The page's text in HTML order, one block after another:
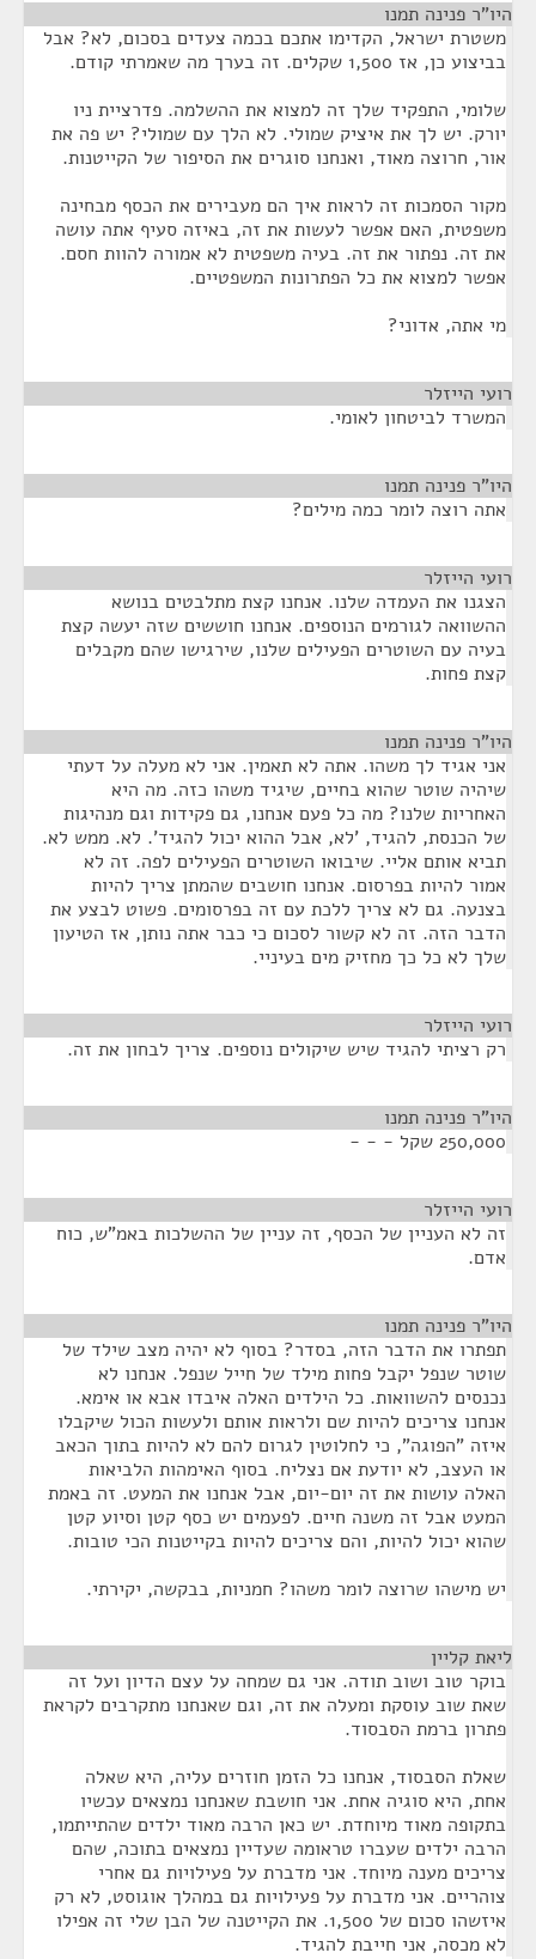
היו"ר פנינה תמנו
משטרת ישראל, הקדימו אתכם בכמה צעדים בסכום, לא? אבל
בביצוע כן, אז 1,500 שקלים. זה בערך מה שאמרתי קודם.
שלומי, התפקיד שלך זה למצוא את ההשלמה. פדרציית ניו
יורק. יש לך את איציק שמולי. לא הלך עם שמולי? יש פה את
אור, חרוצה מאוד, ואנחנו סוגרים את הסיפור של הקייטנות.
מקור הסמכות זה לראות איך הם מעבירים את הכסף מבחינה
משפטית, האם אפשר לעשות את זה, באיזה סעיף אתה עושה
את זה. נפתור את זה. בעיה משפטית לא אמורה להוות חסם.
אפשר למצוא את כל הפתרונות המשפטיים.
מי אתה, אדוני?
רועי הייזלר
המשרד לביטחון לאומי.
היו"ר פנינה תמנו
אתה רוצה לומר כמה מילים?
רועי הייזלר
הצגנו את העמדה שלנו. אנחנו קצת מתלבטים בנושא
ההשוואה לגורמים הנוספים. אנחנו חוששים שזה יעשה קצת
בעיה עם השוטרים הפעילים שלנו, שירגישו שהם מקבלים
קצת פחות.
היו"ר פנינה תמנו
אני אגיד לך משהו. אתה לא תאמין. אני לא מעלה על דעתי
שיהיה שוטר שהוא בחיים, שיגיד משהו כזה. מה היא
האחריות שלנו? מה כל פעם אנחנו, גם פקידות וגם מנהיגות
של הכנסת, להגיד, 'לא, אבל ההוא יכול להגיד'. לא. ממש לא.
תביא אותם אליי. שיבואו השוטרים הפעילים לפה. זה לא
אמור להיות בפרסום. אנחנו חושבים שהמתן צריך להיות
בצנעה. גם לא צריך ללכת עם זה בפרסומים. פשוט לבצע את
הדבר הזה. זה לא קשור לסכום כי כבר אתה נותן, אז הטיעון
שלך לא כל כך מחזיק מים בעיניי.
רועי הייזלר
רק רציתי להגיד שיש שיקולים נוספים. צריך לבחון את זה.
היו"ר פנינה תמנו
250,000 שקל - - -
רועי הייזלר
זה לא העניין של הכסף, זה עניין של ההשלכות באמ"ש, כוח
אדם.
היו"ר פנינה תמנו
תפתרו את הדבר הזה, בסדר? בסוף לא יהיה מצב שילד של
שוטר שנפל יקבל פחות מילד של חייל שנפל. אנחנו לא
נכנסים להשוואות. כל הילדים האלה איבדו אבא או אימא.
אנחנו צריכים להיות שם ולראות אותם ולעשות הכול שיקבלו
איזה "הפוגה", כי לחלוטין לגרום להם לא להיות בתוך הכאב
או העצב, לא יודעת אם נצליח. בסוף האימהות הלביאות
האלה עושות את זה יום-יום, אבל אנחנו את המעט. זה באמת
המעט אבל זה משנה חיים. לפעמים יש כסף קטן וסיוע קטן
שהוא יכול להיות, והם צריכים להיות בקייטנות הכי טובות.
יש מישהו שרוצה לומר משהו? חמניות, בבקשה, יקירתי.
ליאת קליין
בוקר טוב ושוב תודה. אני גם שמחה על עצם הדיון ועל זה
שאת שוב עוסקת ומעלה את זה, וגם שאנחנו מתקרבים לקראת
פתרון ברמת הסבסוד.
שאלת הסבסוד, אנחנו כל הזמן חוזרים עליה, היא שאלה
אחת, היא סוגיה אחת. אני חושבת שאנחנו נמצאים עכשיו
בתקופה מאוד מיוחדת. יש כאן הרבה מאוד ילדים שהתייתמו,
הרבה ילדים שעברו טראומה שעדיין נמצאים בתוכה, שהם
צריכים מענה מיוחד. אני מדברת על פעילויות גם אחרי
צוהריים. אני מדברת על פעילויות גם במהלך אוגוסט, לא רק
איזשהו סכום של 1,500. את הקייטנה של הבן שלי זה אפילו
לא מכסה, אני חייבת להגיד.